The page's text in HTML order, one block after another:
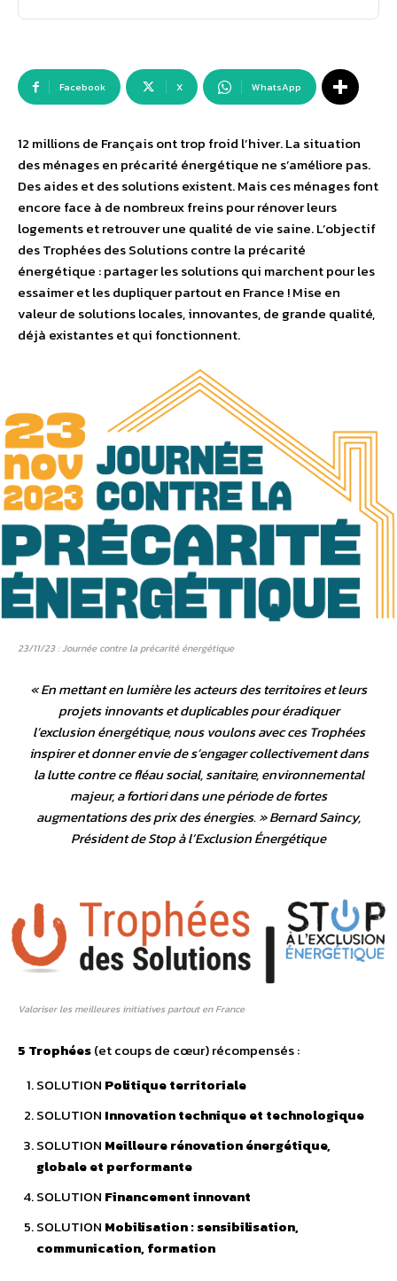
Facebook X WhatsApp
12 millions de Français ont trop froid l’hiver. La situation
des ménages en précarité énergétique ne s’améliore pas.
Des aides et des solutions existent. Mais ces ménages font
encore face à de nombreux freins pour rénover leurs
logements et retrouver une qualité de vie saine. L’objectif
des Trophées des Solutions contre la précarité
énergétique : partager les solutions qui marchent pour les
essaimer et les dupliquer partout en France ! Mise en
valeur de solutions locales, innovantes, de grande qualité,
déjà existantes et qui fonctionnent.
23/11/23 : Journée contre la précarité énergétique
«En mettant en lumière les acteurs des territoires et leurs
projets innovants et duplicables pour éradiquer
l’exclusion énergétique, nous voulons avec ces Trophées
inspirer et donner envie de s’engager collectivement dans
la lutte contre ce fléau social, sanitaire, environnemental
majeur, a fortiori dans une période de fortes
augmentations des prix des énergies. » Bernard Saincy,
Président de Stop à l’Exclusion Énergétique
Valoriser les meilleures initiatives partout en France
5 Trophées(et coups de cœur) récompensés :
SOLUTION Politique territoriale
SOLUTION Innovation technique et technologique
SOLUTION Meilleure rénovation énergétique,
globale et performante
SOLUTION Financement innovant
SOLUTION Mobilisation : sensibilisation,
communication, formation